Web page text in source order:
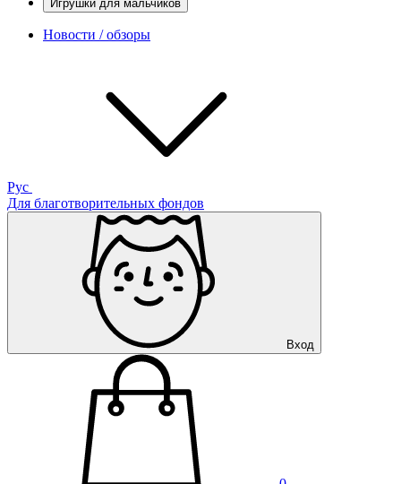
Игрушки для мальчиков
Новости / обзоры
Рус
Для благотворительных фондов
Вход